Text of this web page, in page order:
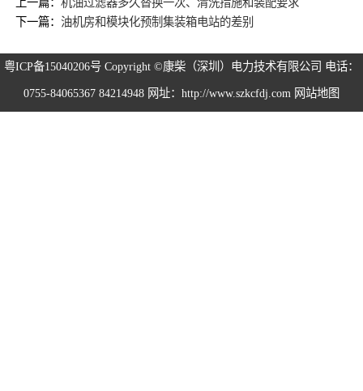
下一篇：油机房和模块化预制集装箱电站的差别
粤ICP备15040206号 Copyright ©康柴（深圳）电力技术有限公司 电话：
0755-84065367 84214948 网址：http://www.szkcfdj.com 网站地图